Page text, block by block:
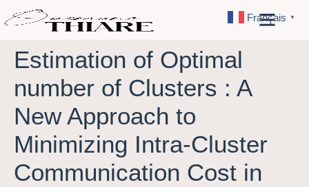
Estimation of Optimal
number of Clusters : A
New Approach to
Minimizing Intra-Cluster
Communication Cost in
Français ▼